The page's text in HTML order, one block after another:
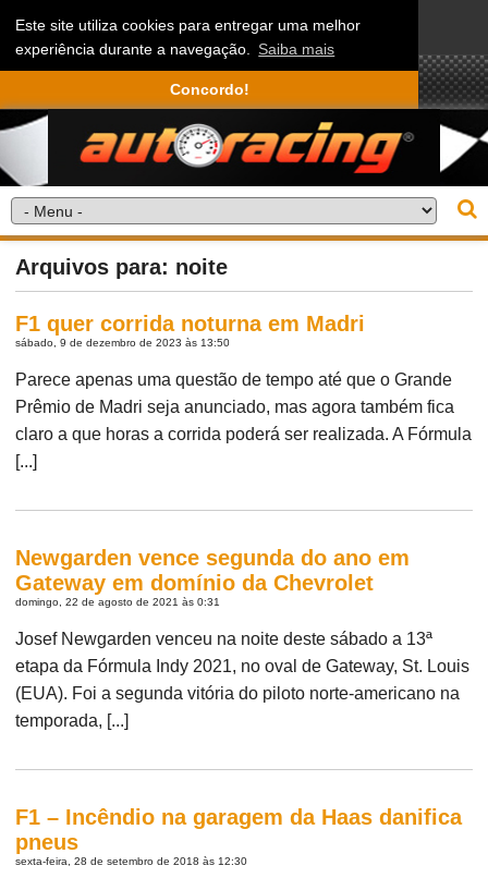
Este site utiliza cookies para entregar uma melhor
experiência durante a navegação. Saiba mais
Concordo!
Arquivos para: noite
F1 quer corrida noturna em Madri
sábado, 9 de dezembro de 2023 às 13:50
Parece apenas uma questão de tempo até que o Grande
Prêmio de Madri seja anunciado, mas agora também fica
claro a que horas a corrida poderá ser realizada. A Fórmula
[...]
Newgarden vence segunda do ano em
Gateway em domínio da Chevrolet
domingo, 22 de agosto de 2021 às 0:31
Josef Newgarden venceu na noite deste sábado a 13ª
etapa da Fórmula Indy 2021, no oval de Gateway, St. Louis
(EUA). Foi a segunda vitória do piloto norte-americano na
temporada, [...]
F1 – Incêndio na garagem da Haas danifica
pneus
sexta-feira, 28 de setembro de 2018 às 12:30